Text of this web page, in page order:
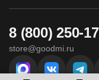
8 (800) 250-
store@goodmi.ru